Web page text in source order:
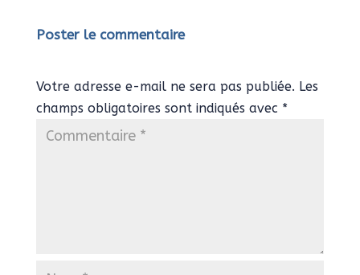
Poster le commentaire
Votre adresse e-mail ne sera pas publiée. Les
champs obligatoires sont indiqués avec *